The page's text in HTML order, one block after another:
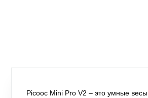
Picooc Mini Pro V2 – это умные весы,